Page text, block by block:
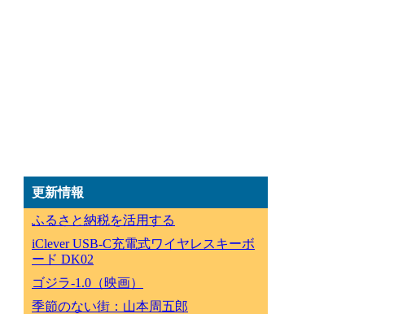
更新情報
ふるさと納税を活用する
iClever USB-C充電式ワイヤレスキーボ
ード DK02
ゴジラ-1.0（映画）
季節のない街：山本周五郎